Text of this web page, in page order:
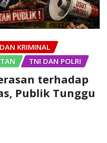
KRIMINAL
TNI DAN POLRI
terhadap
Publik Tunggu